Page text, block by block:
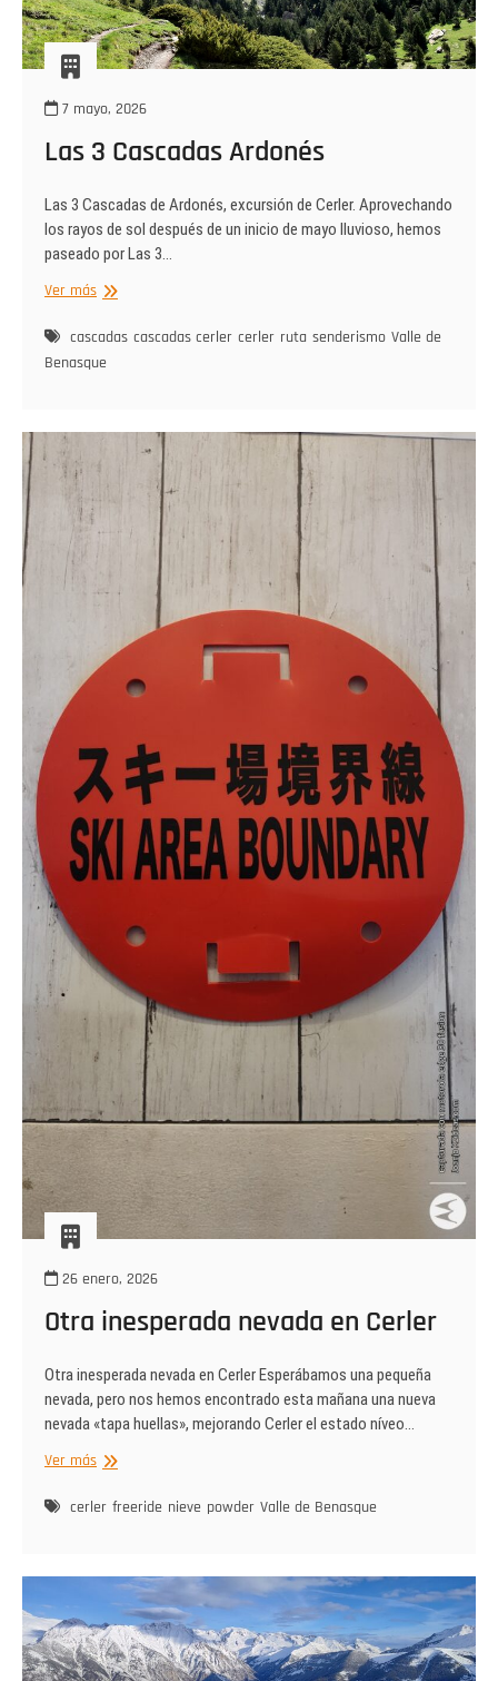
7 mayo, 2026
Las 3 Cascadas Ardonés
Las 3 Cascadas de Ardonés, excursión de Cerler. Aprovechando
los rayos de sol después de un inicio de mayo lluvioso, hemos
paseado por Las 3…
Ver másLas
Cascadas
Ardonés
cascadas cascadas cerler cerler ruta senderismo Valle de
Benasque
26 enero, 2026
Otra inesperada nevada en Cerler
Otra inesperada nevada en Cerler Esperábamos una pequeña
nevada, pero nos hemos encontrado esta mañana una nueva
nevada «tapa huellas», mejorando Cerler el estado níveo…
Ver másOtra
nevada
cerler freeride nieve powder Valle de Benasque